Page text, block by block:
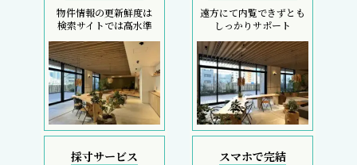
物件情報の更新鮮度は
検索サイトでは高水準
遠方にて内覧できずとも
しっかりサポート
採寸サービス スマホで完結